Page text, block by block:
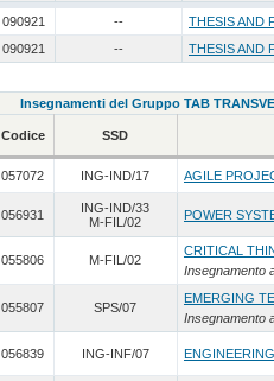
090921 -- THESIS AND
090921
-- THESIS AND
Insegnamenti del Gruppo TAB
Codice SSD
057072 ING-IND/17 AGILE
056931
ING-IND/33
M-FIL/02
POWER
055806 M-FIL/02
CRITICAL
Insegnamento
055807 SPS/07
EMERGING
Insegnamento
056839 ING-INF/07